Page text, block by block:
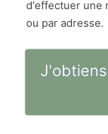
d'effectuer une
ou par adresse.